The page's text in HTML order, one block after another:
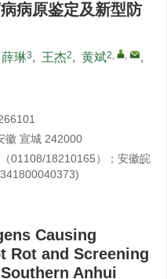
病原鉴定及新型防
薛琳3, 王杰2, 黄斌2, ,
,
徽 宣城 242000
01108/18210165）；安徽皖
)
Causing
Rot and Screening
Anhui